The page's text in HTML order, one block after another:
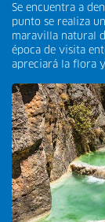
Se encuentra a
punto se realiza
maravilla natural
época de visita
apreciará la flora